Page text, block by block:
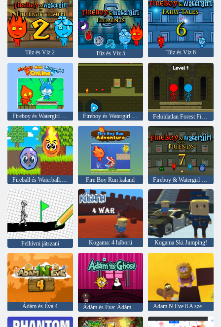
Tűz és Víz 2 Tűz és Víz 5 Tűz és Víz 6
Fireboy és Watergirl Online Fireboy és Watergirl Online Feloldatlan Forest Fireboy és Watergirl
Fireball és Waterball: Parkour Love Balls Fire Boy Run kaland Fireboy & Watergirl 7: and Friends
Felhívni játszani Kogama: 4 háború Kogama Ski Jumping!
Ádám és Éva 4 Ádám és Éva: Ádám Ghost Adam N Eve 8 A szerelmi küldetés